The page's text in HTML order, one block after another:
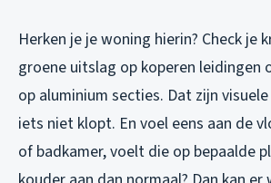
Herken je je woning hierin? Check je
groene uitslag op koperen
op aluminium secties. Dat zijn
iets niet klopt. En voel eens aan de
of badkamer, voelt die op bepaalde